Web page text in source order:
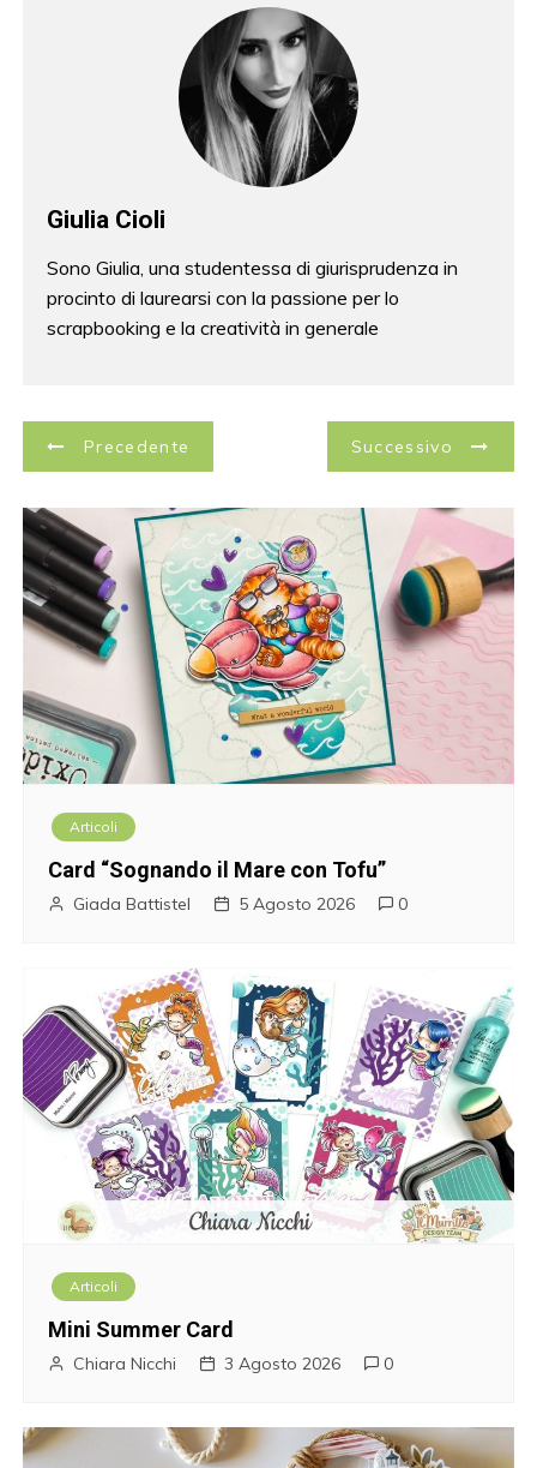
Giulia Cioli
Sono Giulia, una studentessa di giurisprudenza in
procinto di laurearsi con la passione per lo
scrapbooking e la creatività in generale
N
a
v
i
g
a
z
a
r
t
Precedente Successivo
Articoli
Card “Sognando il Mare con Tofu”
Giada Battistel 5 Agosto 2026 0
Articoli
Mini Summer Card
Chiara Nicchi 3 Agosto 2026 0